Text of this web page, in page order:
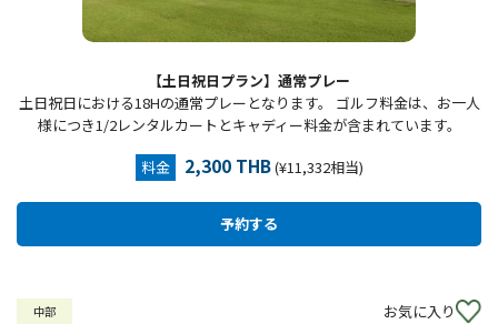
【土日祝日プラン】通常プレー
土日祝日における18Hの通常プレーとなります。 ゴルフ料金は、お一人
様につき1/2レンタルカートとキャディー料金が含まれています。
料金
2,300 THB(¥11,332相当)
中部 お気に入り